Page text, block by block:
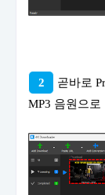
2
곧바로
MP3 음원으